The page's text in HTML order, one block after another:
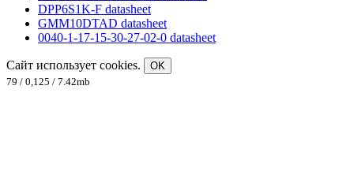
DPP6S1K-F datasheet
GMM10DTAD datasheet
0040-1-17-15-30-27-02-0 datasheet
Сайт использует cookies.
OK
79 / 0,125 / 7.42mb